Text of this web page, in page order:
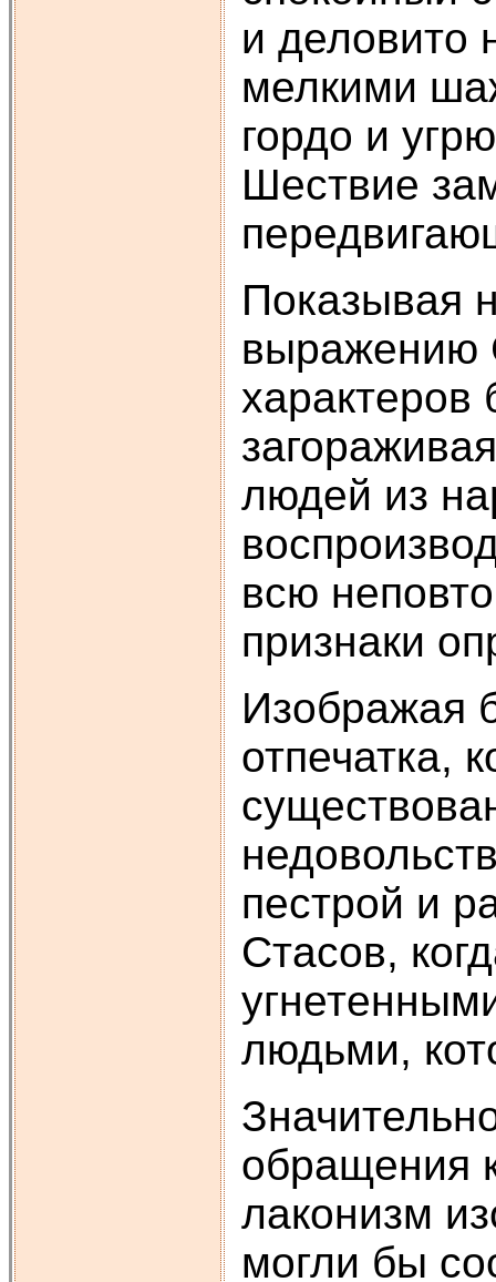
и деловито
мелкими
гордо и
Шествие
Показывая
выражению
характеров
людей из
всю
признаки
Изображая
отпечатка,
пестрой и
Стасов,
людьми,
обращения
лаконизм
могли бы